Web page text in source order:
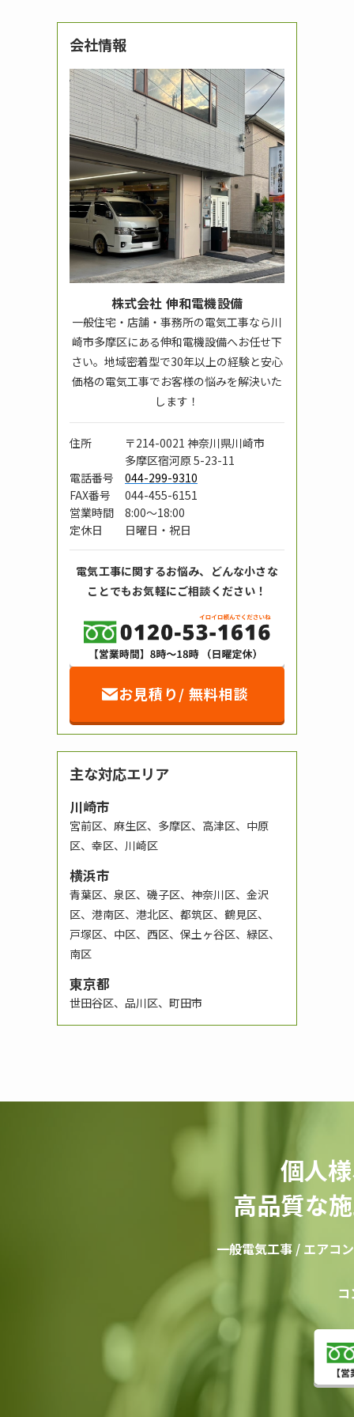
会社情報
株式会社 伸和電機設備
一般住宅・店舗・事務所の電気工事なら川
崎市多摩区にある伸和電機設備へお任せ下
さい。地域密着型で30年以上の経験と安心
価格の電気工事でお客様の悩みを解決いた
します！
住所 〒214-0021 神奈川県川崎市
多摩区宿河原 5-23-11
電話番号
044-299-9310
FAX番号
044-455-6151
営業時間
8:00〜18:00
定休日
日曜日・祝日
電気工事に関するお悩み、どんな小さな
ことでもお気軽にご相談ください！
お見積り/ 無料相談
主な対応エリア
川崎市
宮前区、麻生区、多摩区、高津区、中原
区、幸区、川崎区
横浜市
青葉区、泉区、磯子区、神奈川区、金沢
区、港南区、港北区、都筑区、鶴見区、
戸塚区、中区、西区、保土ヶ谷区、緑区、
南区
東京都
世田谷区、品川区、町田市
個人
高品質な
一般電気工事 / エアコ